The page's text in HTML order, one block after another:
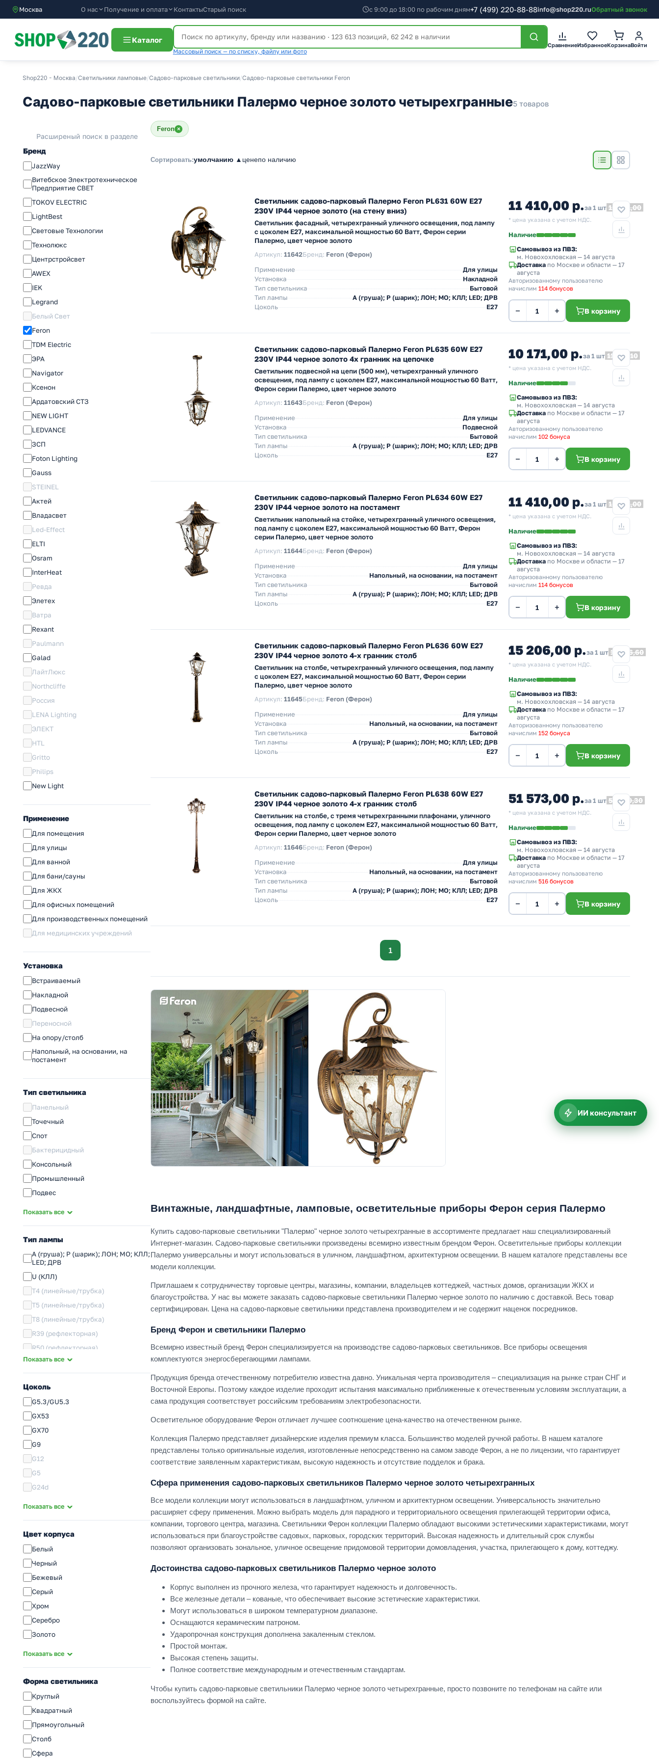
Москва О нас Получение и оплата КонтактыСтарый поиск с 9:00 до 18:00 по рабочим дням+7 (499) 220-88-88info@shop220.ruОбратный звонок
Каталог
Массовый поиск — по списку, файлу или фото
СравнениеИзбранноеКорзинаВойти
Shop220 - Москва/Светильники ламповые/Садово-парковые светильники/Садово-парковые светильники Feron
Садово-парковые светильники Палермо черное золото четырехгранные5 товаров
Расширеный поиск в разделе
Бренд
JazzWay
Витебское Электротехническое
Предприятие СВЕТ
TOKOV ELECTRIC
LightBest
Световые Технологии
Технолюкс
Центрстройсвет
AWEX
IEK
Legrand
Белый Свет
Feron
TDM Electric
ЭРА
Navigator
Ксенон
Ардатовский СТЗ
NEW LIGHT
LEDVANCE
ЗСП
Foton Lighting
Gauss
STEINEL
Актей
Владасвет
Led-Effect
ELTI
Osram
InterHeat
Ревда
Элетех
Ватра
Rexant
Paulmann
Galad
ЛайтЛюкс
Northcliffe
Россия
LENA Lighting
ЭЛЕКТ
HTL
Gritto
Philips
New Light
Применение
Для помещения
Для улицы
Для ванной
Для бани/сауны
Для ЖКХ
Для офисных помещений
Для производственных помещений
Для медицинских учреждений
Установка
Встраиваемый
Накладной
Подвесной
Переносной
На опору/столб
Напольный, на основании, на
постамент
Тип светильника
Панельный
Точечный
Спот
Бактерицидный
Консольный
Промышленный
Подвес
Сигнальный
Аксессуары
Показать все
Тип лампы
A (груша); P (шарик); ЛОН; МО; КЛЛ;
LED; ДРВ
U (КЛЛ)
T4 (линейные/трубка)
T5 (линейные/трубка)
T8 (линейные/трубка)
R39 (рефлекторная)
R50 (рефлекторная)
R63 (рефлекторная)
R80 (рефлекторная)
MR16 (с отражателем)
MR11 (с отражателем)
GX53/GX70 (таблетка)
JСD (капсула)
ДРЛ/ИУС (ртутная лампа)
ДНАТ (натриевая лампа); ДРИ/МГЛ
(металлогалогенная лампа)
Светодиоды (LED)
Показать все
Цоколь
G5.3/GU5.3
GX53
GX70
G9
G12
G5
G24d
Показать все
Цвет корпуса
Белый
Черный
Бежевый
Серый
Хром
Серебро
Золото
Показать все
Форма светильника
Круглый
Квадратный
Прямоугольный
Столб
Сфера
Feron ×
Сортировать:умолчанию ▲ ценепо наличию
Светильник садово-парковый Палермо Feron PL631 60W E27
230V IP44 черное золото (на стену вниз)
Светильник фасадный, четырехгранный уличного освещения, под лампу
с цоколем E27, максимальной мощностью 60 Ватт, Ферон серии
Палермо, цвет черное золото
Артикул: 11642Бренд: Feron (Ферон)
Применение
Для улицы
Установка
Накладной
Тип светильника
Бытовой
Тип лампы
A (груша); P (шарик); ЛОН; МО; КЛЛ; LED; ДРВ
Цоколь
E27
11 410,00 р.за 1 шт 12 551,00
* цена указана с учетом НДС.
Наличие
Самовывоз из ПВЗ:
м. Новохохловская — 14 августа
Доставка по Москве и области — 17
августа
Авторизованному пользователю
начислим 114 бонусов
− + В корзину
Светильник садово-парковый Палермо Feron PL635 60W E27
230V IP44 черное золото 4х гранник на цепочке
Светильник подвесной на цепи (500 мм), четырехгранный уличного
освещения, под лампу с цоколем E27, максимальной мощностью 60 Ватт,
Ферон серии Палермо, цвет черное золото
Артикул: 11643Бренд: Feron (Ферон)
Применение
Для улицы
Установка
Подвесной
Тип светильника
Бытовой
Тип лампы
A (груша); P (шарик); ЛОН; МО; КЛЛ; LED; ДРВ
Цоколь
E27
10 171,00 р.за 1 шт 11 188,10
* цена указана с учетом НДС.
Наличие
Самовывоз из ПВЗ:
м. Новохохловская — 14 августа
Доставка по Москве и области — 17
августа
Авторизованному пользователю
начислим 102 бонуса
− + В корзину
Светильник садово-парковый Палермо Feron PL634 60W E27
230V IP44 черное золото на постамент
Светильник напольный на стойке, четырехгранный уличного освещения,
под лампу с цоколем E27, максимальной мощностью 60 Ватт, Ферон
серии Палермо, цвет черное золото
Артикул: 11644Бренд: Feron (Ферон)
Применение
Для улицы
Установка
Напольный, на основании, на постамент
Тип светильника
Бытовой
Тип лампы
A (груша); P (шарик); ЛОН; МО; КЛЛ; LED; ДРВ
Цоколь
E27
11 410,00 р.за 1 шт 12 551,00
* цена указана с учетом НДС.
Наличие
Самовывоз из ПВЗ:
м. Новохохловская — 14 августа
Доставка по Москве и области — 17
августа
Авторизованному пользователю
начислим 114 бонусов
− + В корзину
Светильник садово-парковый Палермо Feron PL636 60W E27
230V IP44 черное золото 4-х гранник столб
Светильник на столбе, четырехгранный уличного освещения, под лампу
с цоколем E27, максимальной мощностью 60 Ватт, Ферон серии
Палермо, цвет черное золото
Артикул: 11645Бренд: Feron (Ферон)
Применение
Для улицы
Установка
Напольный, на основании, на постамент
Тип светильника
Бытовой
Тип лампы
A (груша); P (шарик); ЛОН; МО; КЛЛ; LED; ДРВ
Цоколь
E27
15 206,00 р.за 1 шт 16 726,60
* цена указана с учетом НДС.
Наличие
Самовывоз из ПВЗ:
м. Новохохловская — 14 августа
Доставка по Москве и области — 17
августа
Авторизованному пользователю
начислим 152 бонуса
− + В корзину
Светильник садово-парковый Палермо Feron PL638 60W E27
230V IP44 черное золото 4-х гранник столб
Светильник на столбе, с тремя четырехгранными плафонами, уличного
освещения, под лампу с цоколем E27, максимальной мощностью 60 Ватт,
Ферон серии Палермо, цвет черное золото
Артикул: 11646Бренд: Feron (Ферон)
Применение
Для улицы
Установка
Напольный, на основании, на постамент
Тип светильника
Бытовой
Тип лампы
A (груша); P (шарик); ЛОН; МО; КЛЛ; LED; ДРВ
Цоколь
E27
51 573,00 р.за 1 шт 56 730,30
* цена указана с учетом НДС.
Наличие
Самовывоз из ПВЗ:
м. Новохохловская — 14 августа
Доставка по Москве и области — 17
августа
Авторизованному пользователю
начислим 516 бонусов
− + В корзину
1
Винтажные, ландшафтные, ламповые, осветительные приборы Ферон серия Палермо
Купить садово-парковые светильники "Палермо" черное золото четырехгранные в ассортименте предлагает наш специализированный
Интернет-магазин. Садово-парковые светильники произведены всемирно известным брендом Ферон. Осветительные приборы коллекции
Палермо универсальны и могут использоваться в уличном, ландшафтном, архитектурном освещении. В нашем каталоге представлены все
модели коллекции.
Приглашаем к сотрудничеству торговые центры, магазины, компании, владельцев коттеджей, частных домов, организации ЖКХ и
благоустройства. У нас вы можете заказать садово-парковые светильники Палермо черное золото по наличию с доставкой. Весь товар
сертифицирован. Цена на садово-парковые светильники представлена производителем и не содержит наценок посредников.
Бренд Ферон и светильники Палермо
Всемирно известный бренд Ферон специализируется на производстве садово-парковых светильников. Все приборы освещения
комплектуются энергосберегающими лампами.
Продукция бренда отечественному потребителю известна давно. Уникальная черта производителя – специализация на рынке стран СНГ и
Восточной Европы. Поэтому каждое изделие проходит испытания максимально приближенные к отечественным условиям эксплуатации, а
сама продукция соответствует российским требованиям электробезопасности.
Осветительное оборудование Ферон отличает лучшее соотношение цена-качество на отечественном рынке.
Коллекция Палермо представляет дизайнерские изделия премиум класса. Большинство моделей ручной работы. В нашем каталоге
представлены только оригинальные изделия, изготовленные непосредственно на самом заводе Ферон, а не по лицензии, что гарантирует
соответствие заявленным характеристикам, высокую надежность и отсутствие подделок и брака.
Сфера применения садово-парковых светильников Палермо черное золото четырехгранных
Все модели коллекции могут использоваться в ландшафтном, уличном и архитектурном освещении. Универсальность значительно
расширяет сферу применения. Можно выбрать модель для парадного и территориального освещения прилегающей территории офиса,
компании, торгового центра, магазина. Светильники Ферон коллекции Палермо обладают высокими эстетическими характеристиками, могут
использоваться при благоустройстве садовых, парковых, городских территорий. Высокая надежность и длительный срок службы
позволяют организовать зональное, уличное освещение придомовой территории домовладения, участка, прилегающего к дому, коттеджу.
Достоинства садово-парковых светильников Палермо черное золото
Корпус выполнен из прочного железа, что гарантирует надежность и долговечность.
Все железные детали – кованые, что обеспечивает высокие эстетические характеристики.
Могут использоваться в широком температурном диапазоне.
Оснащаются керамическим патроном.
Ударопрочная конструкция дополнена закаленным стеклом.
Простой монтаж.
Высокая степень защиты.
Полное соответствие международным и отечественным стандартам.
Чтобы купить садово-парковые светильники Палермо черное золото четырехгранные, просто позвоните по телефонам на сайте или
воспользуйтесь формой на сайте.
ИИ консультант